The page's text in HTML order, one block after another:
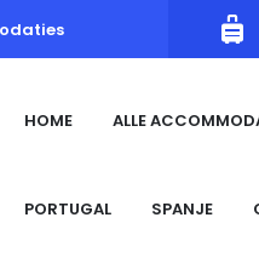
HOME ALLE
PORTUGAL SPANJE